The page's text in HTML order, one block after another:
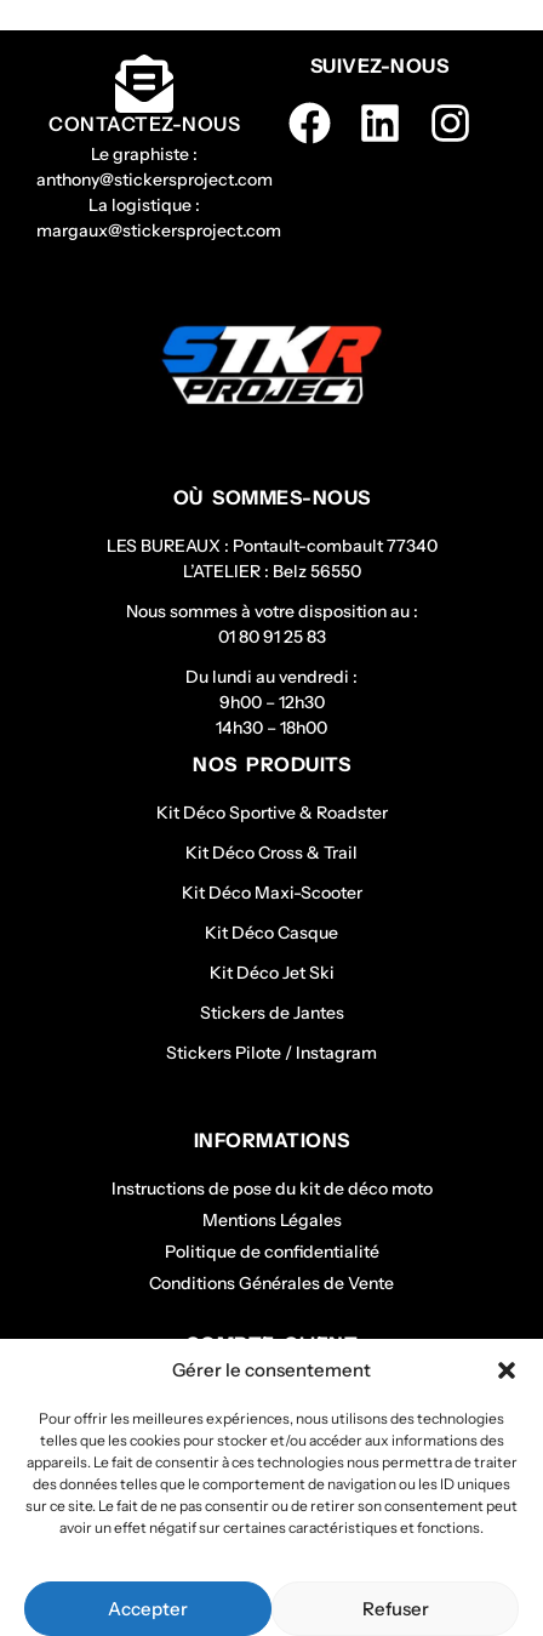
Gérer le consentement
Pour offrir les meilleures expériences, nous utilisons des technologies
telles que les cookies pour stocker et/ou accéder aux informations des
appareils. Le fait de consentir à ces technologies nous permettra de traiter
des données telles que le comportement de navigation ou les ID uniques
sur ce site. Le fait de ne pas consentir ou de retirer son consentement peut
avoir un effet négatif sur certaines caractéristiques et fonctions.
Accepter Refuser
CONTACTEZ-NOUS
Le graphiste :
anthony@stickersproject.com
La logistique :
margaux@stickersproject.com
SUIVEZ-NOUS
OÙ SOMMES-NOUS
LES BUREAUX : Pontault-combault 77340
L’ATELIER : Belz 56550
Nous sommes à votre disposition au :
01 80 91 25 83
Du lundi au vendredi :
9h00 – 12h30
14h30 – 18h00
NOS PRODUITS
Kit Déco Sportive & Roadster
Kit Déco Cross & Trail
Kit Déco Maxi-Scooter
Kit Déco Casque
Kit Déco Jet Ski
Stickers de Jantes
Stickers Pilote / Instagram
INFORMATIONS
Instructions de pose du kit de déco moto
Mentions Légales
Politique de confidentialité
Conditions Générales de Vente
COMPTE CLIENT
Mon compte
Mes commandes
Copyright 2026 Stickers Project
Tous droits réservés –
Webmaster